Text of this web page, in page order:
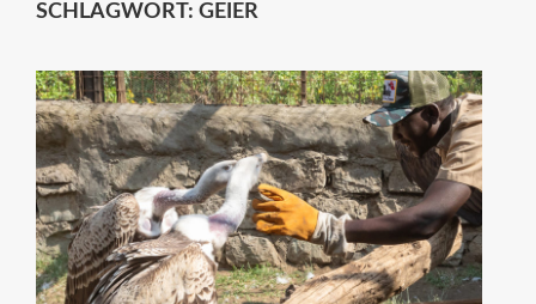
SCHLAGWORT: GEIER